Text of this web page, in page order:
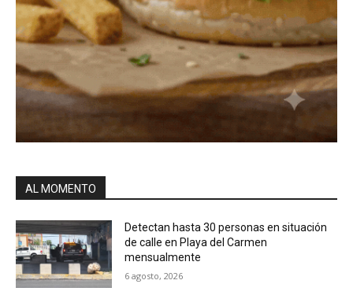
AL MOMENTO
Detectan hasta 30 personas en situación
de calle en Playa del Carmen
mensualmente
6 agosto, 2026